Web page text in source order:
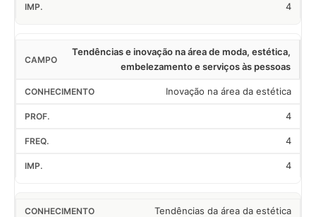
4
Tendências e inovação na área de moda, estética,
embelezamento e serviços às pessoas
Inovação na área da estética
4
4
4
Tendências da área da estética